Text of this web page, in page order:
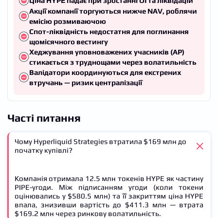
Акції компанії торгуються нижче NAV, роблячи
емісію розмиваючою
Спот-ліквідність недостатня для поглинання
щомісячного вестингу
Хеджування уповноважених учасників (AP)
стикається з труднощами через волатильність
Валідатори координуються для екстрених
втручань — ризик централізації
Часті питання
Чому Hyperliquid Strategies втратила $169 млн до
початку купівлі?
Компанія отримала 12.5 млн токенів HYPE як частину
PIPE-угоди. Між підписанням угоди (коли токени
оцінювались у $580.5 млн) та її закриттям ціна HYPE
впала, знизивши вартість до $411.3 млн — втрата
$169.2 млн через ринкову волатильність.